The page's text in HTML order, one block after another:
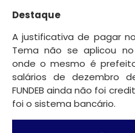
Destaque
A justificativa de pagar
Tema não se aplicou
onde o mesmo é
salários de dezembro
FUNDEB ainda não foi
foi o sistema bancário.